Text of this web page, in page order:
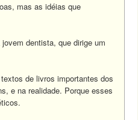
mas as idéias que
dentista, que dirige um
de livros importantes dos
e na realidade. Porque esses